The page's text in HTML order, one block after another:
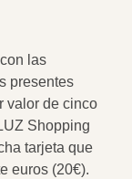
las
presentes
valor de cinco
Shopping
tarjeta que
euros (20€).